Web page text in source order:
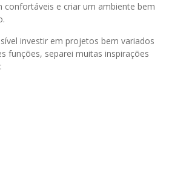
confortáveis e criar um ambiente bem
investir em projetos bem variados
funções, separei muitas inspirações